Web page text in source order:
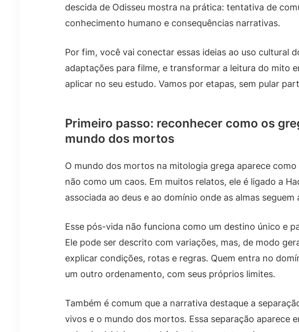
descida de Odisseu mostra na prática: tentativa de
conhecimento humano e consequências narrativas.
Por fim, você vai conectar essas ideias ao uso cultural
adaptações para filme, e transformar a leitura do mito
aplicar no seu estudo. Vamos por etapas, sem pular
Primeiro passo: reconhecer como os
mundo dos mortos
O mundo dos mortos na mitologia grega aparece
não como um caos. Em muitos relatos, ele é ligado a
associada ao deus e ao domínio onde as almas seguem
Esse pós-vida não funciona como um destino único e
Ele pode ser descrito com variações, mas, de modo
explicar condições, rotas e regras. Quem entra no
um outro ordenamento, com seus próprios limites.
Também é comum que a narrativa destaque a
vivos e o mundo dos mortos. Essa separação aparece